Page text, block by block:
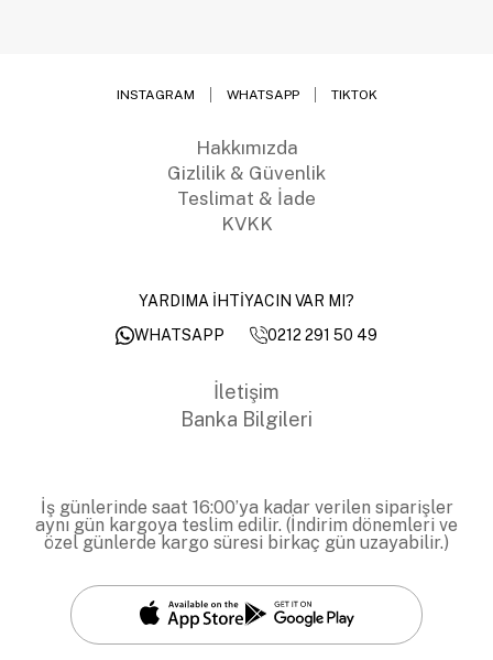
INSTAGRAM WHATSAPP TIKTOK
Hakkımızda
Gizlilik & Güvenlik
Teslimat & İade
KVKK
YARDIMA İHTİYACIN VAR MI?
WHATSAPP
0212 291 50 49
İletişim
Banka Bilgileri
İş günlerinde saat 16:00’ya kadar verilen siparişler
aynı gün kargoya teslim edilir. (İndirim dönemleri ve
özel günlerde kargo süresi birkaç gün uzayabilir.)